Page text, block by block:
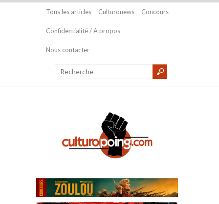
Tous les articles Culturonews Concours
Confidentialité / A propos
Nous contacter